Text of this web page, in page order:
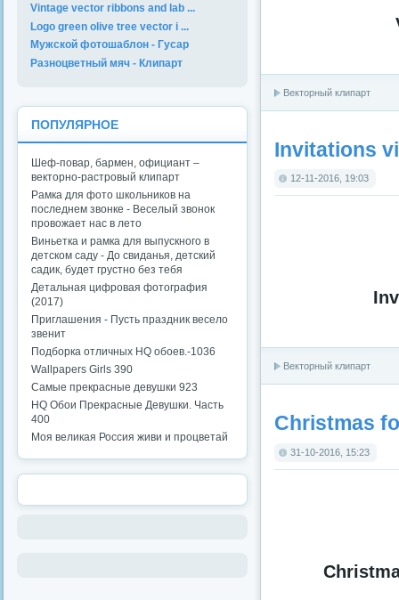
Векторный клипарт
Invitations
12-11-2016, 19:03
Векторный клипарт
Christmas
31-10-2016, 15:23
Vintage vector ribbons and lab ...
Logo green olive tree vector i ...
Мужской фотошаблон - Гусар
Разноцветный мяч - Клипарт
ПОПУЛЯРНОЕ
Шеф-повар, бармен, официант –
векторно-растровый клипарт
Рамка для фото школьников на
последнем звонке - Веселый звонок
провожает нас в лето
Виньетка и рамка для выпускного в
детском саду - До свиданья, детский
садик, будет грустно без тебя
Детальная цифровая фотография
(2017)
Приглашения - Пусть праздник весело
звенит
Подборка отличных HQ обоев.-1036
Wallpapers Girls 390
Самые прекрасные девушки 923
HQ Обои Прекрасные Девушки. Часть
400
Моя великая Россия живи и процветай